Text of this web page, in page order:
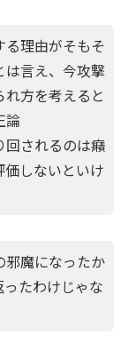
る理由がそもそ
は言え、今攻撃
方を考えると
論
回されるのは癪
しないといけ
邪魔になったか
たわけじゃな